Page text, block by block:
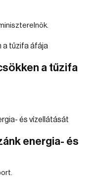
a tűzifa
energia- és